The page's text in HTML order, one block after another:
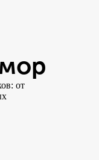
от